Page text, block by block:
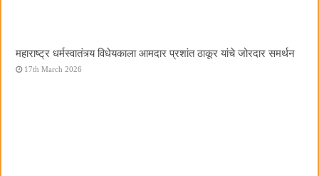
महाराष्ट्र धर्मस्वातंत्र्य विधेयकाला आमदार प्रशांत ठाकूर यांचे जोरदार समर्थन
17th March 2026